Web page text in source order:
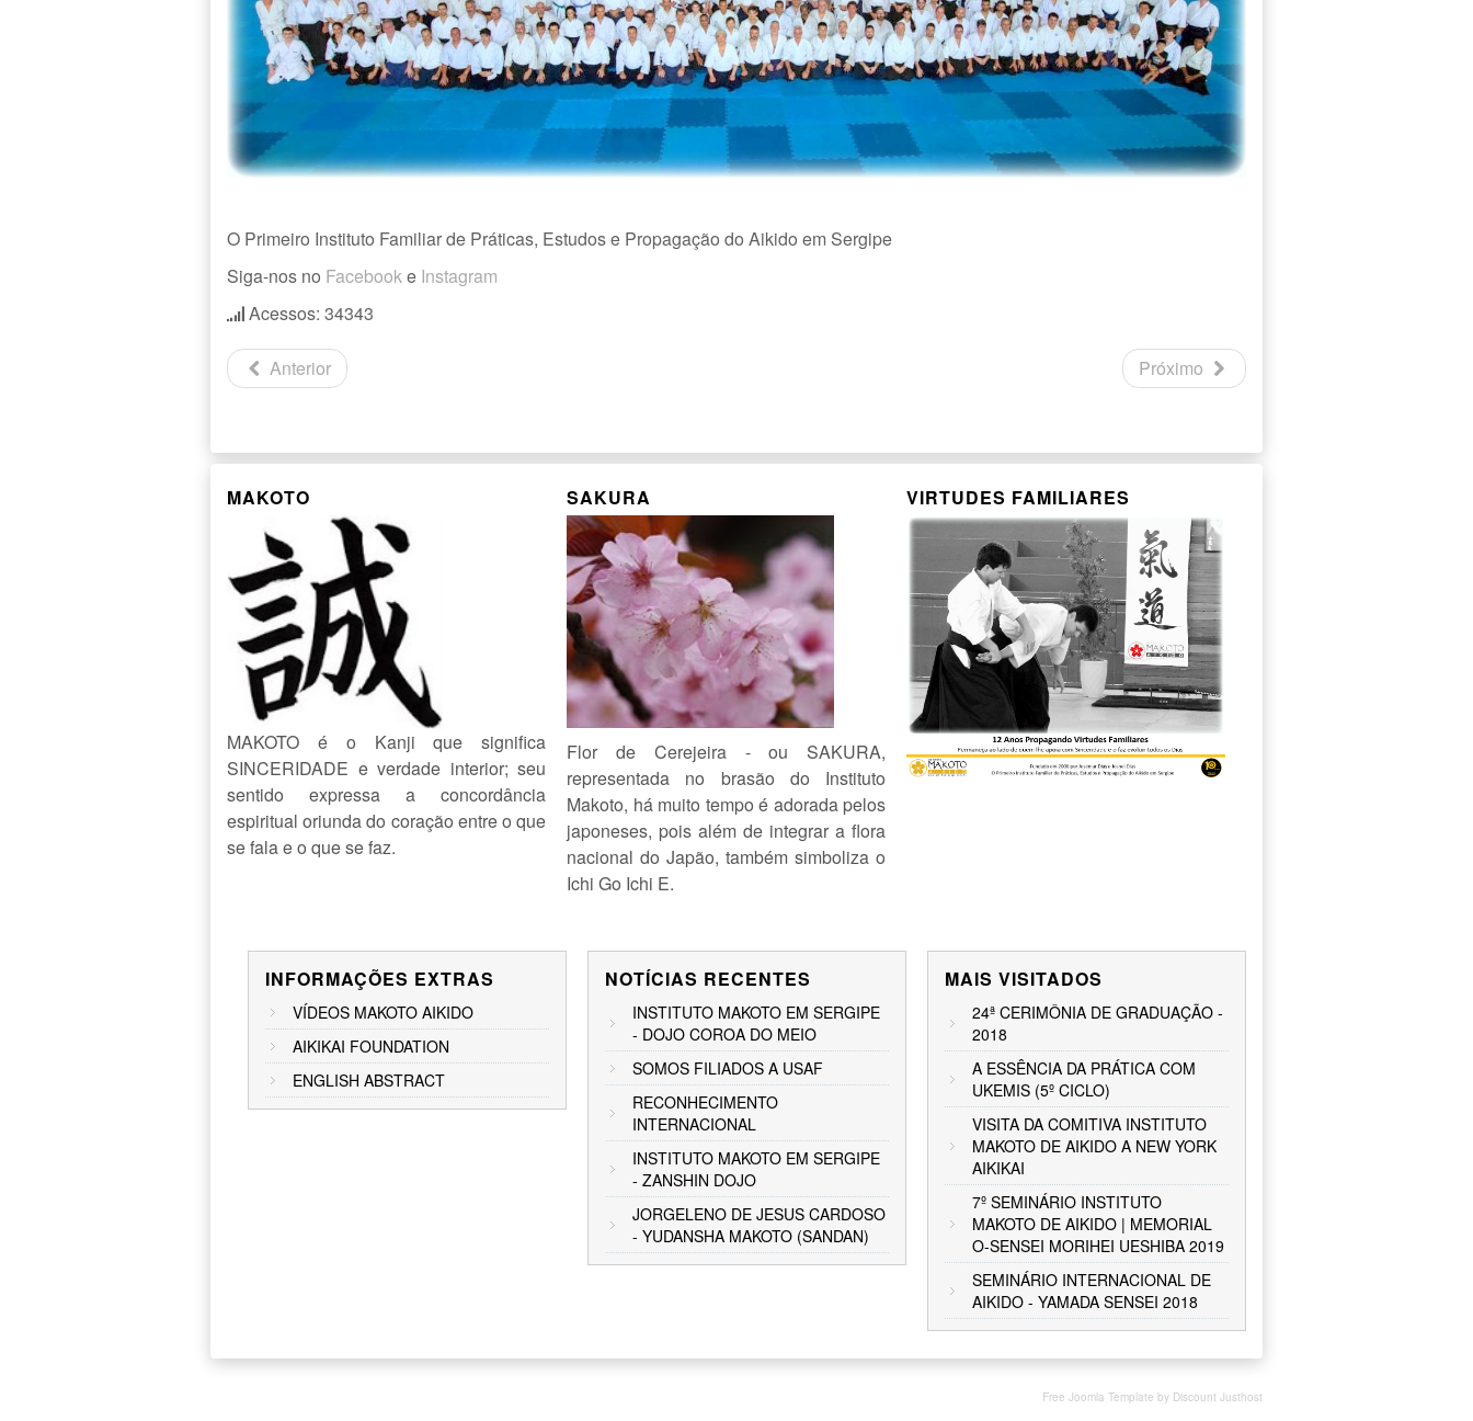
Free Joomla Template by Discount Justhost
O Primeiro Instituto Familiar de Práticas, Estudos e Propagação do Aikido em Sergipe
Siga-nos no Facebooke Instagram
Acessos: 34343
Anterior Próximo
MAKOTO
MAKOTO é o Kanji que significa
SINCERIDADE e verdade interior; seu
sentido expressa a concordância
espiritual oriunda do coração entre o que
se fala e o que se faz.
SAKURA
Flor de Cerejeira - ou SAKURA,
representada no brasão do Instituto
Makoto, há muito tempo é adorada pelos
japoneses, pois além de integrar a flora
nacional do Japão, também simboliza o
Ichi Go Ichi E.
VIRTUDES FAMILIARES
INFORMAÇÕES EXTRAS
VÍDEOS MAKOTO AIKIDO
AIKIKAI FOUNDATION
ENGLISH ABSTRACT
NOTÍCIAS RECENTES
INSTITUTO MAKOTO EM SERGIPE
- DOJO COROA DO MEIO
SOMOS FILIADOS A USAF
RECONHECIMENTO
INTERNACIONAL
INSTITUTO MAKOTO EM SERGIPE
- ZANSHIN DOJO
JORGELENO DE JESUS CARDOSO
- YUDANSHA MAKOTO (SANDAN)
MAIS VISITADOS
24ª CERIMÔNIA DE GRADUAÇÃO -
2018
A ESSÊNCIA DA PRÁTICA COM
UKEMIS (5º CICLO)
VISITA DA COMITIVA INSTITUTO
MAKOTO DE AIKIDO A NEW YORK
AIKIKAI
7º SEMINÁRIO INSTITUTO
MAKOTO DE AIKIDO | MEMORIAL
O-SENSEI MORIHEI UESHIBA 2019
SEMINÁRIO INTERNACIONAL DE
AIKIDO - YAMADA SENSEI 2018